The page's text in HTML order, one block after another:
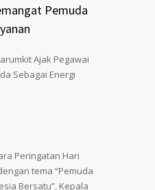
Pemuda
Ajak Pegawai
Sebagai Energi
Peringatan Hari
tema “Pemuda
Bersatu”, Kepala